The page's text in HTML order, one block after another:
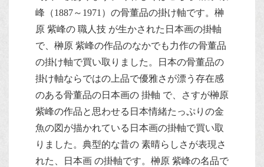
峰（1887～1971）の骨董品の掛け軸です。榊
原 紫峰の 職人技 が生かされた日本画の掛軸
で、榊原 紫峰の作品のなかでも力作の骨董品
の掛け軸で買い取りました。日本の骨董品の
掛け軸ならではの上品で優雅さが漂う存在感
のある骨董品の日本画の 掛軸 で、さすが榊原
紫峰の作品と思わせる日本情緒たっぷりの金
魚の図が描かれている日本画の掛軸で買い取
りました。典型的な昔の 素晴らしさが表現さ
れた、日本画 の掛軸です。榊原 紫峰の名品で